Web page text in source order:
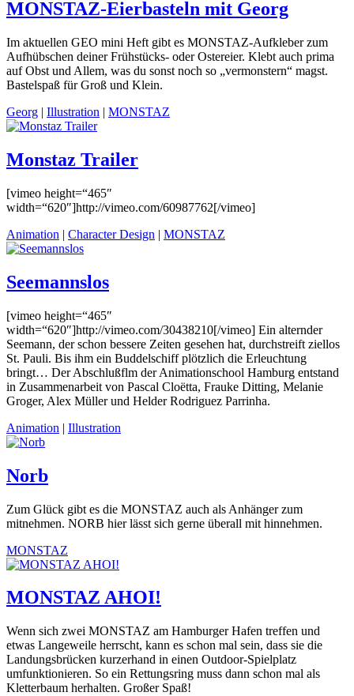
MONSTAZ-Eierbasteln mit Georg
Im aktuellen GEO mini Heft gibt es MONSTAZ-Aufkleber zum
Aufhübschen deiner Frühstücks- oder Ostereier. Klebt auch prima
auf Obst und Allem, was du sonst noch so „vermonstern“ magst.
Bastelspaß für Groß und Klein.
Georg | Illustration | MONSTAZ
Monstaz Trailer
[vimeo height=“465″
width=“620″]http://vimeo.com/60987762[/vimeo]
Animation | Character Design | MONSTAZ
Seemannslos
[vimeo height=“465″
width=“620″]http://vimeo.com/30438210[/vimeo] Ein alternder
Seemann, der schon bessere Zeiten gesehen hat, durchstreift ziellos
St. Pauli. Bis ihm ein Buddelschiff plötzlich die Erleuchtung
bringt… Der Abschlußflm der Animationschool Hamburg entstand
in Zusammenarbeit von Pascal Cloëtta, Frauke Ditting, Melanie
Groger, Alex Müller und Helder Rodriguez Parrinha.
Animation | Illustration
Norb
Zum Glück gibt es die MONSTAZ auch als Anhänger zum
mitnehmen. NORB hier lässt sich gerne überall mit hinnehmen.
MONSTAZ
MONSTAZ AHOI!
Wenn sich zwei MONSTAZ am Hamburger Hafen treffen und
etwas Langeweile herrscht, kann es schon mal sein, dass sie die
Landungsbrücken kurzerhand in einen Outdoor-Spielplatz
umfunktionieren. So ein Rettungsring muss dann schon mal als
Kletterbaum herhalten. Großer Spaß!